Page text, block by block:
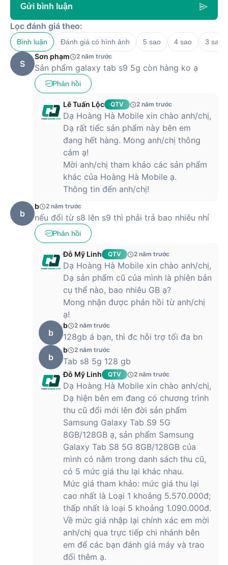
Hà Mobile gần nhất hoặc đặt hàng trên website để được
miễn phí vận chuyển toàn quốc.
Gửi bình luận
Lọc đánh giá theo:
Bình luận Đánh giá có hình ảnh 5 sao 4 sao 3 sao
S
Sơn phạm 2 năm trước
Sản phẩm galaxy tab s9 5g còn hàng ko ạ
Phản hồi
Lê Tuấn Lộc QTV 2 năm trước
Dạ Hoàng Hà Mobile xin chào anh/chị,
Dạ rất tiếc sản phẩm này bên em
đang hết hàng. Mong anh/chị thông
cảm ạ!
Mời anh/chị tham khảo các sản phẩm
khác của Hoàng Hà Mobile ạ.
Thông tin đến anh/chị!
b
b 2 năm trước
nếu đổi từ s8 lên s9 thì phải trả bao nhiêu nhỉ
Phản hồi
Đỗ Mỹ Linh QTV 2 năm trước
Dạ Hoàng Hà Mobile xin chào anh/chị,
Dạ sản phẩm cũ của mình là phiên bản
cụ thể nào, bao nhiêu GB ạ?
Mong nhận được phản hồi từ anh/chị
ạ!
b
b 2 năm trước
128gb á bạn, thì đc hỗi trợ tối đa bn
b
b 2 năm trước
Tab s8 5g 128 gb
Đỗ Mỹ Linh QTV 2 năm trước
Dạ Hoàng Hà Mobile xin chào anh/chị,
Dạ hiện bên em đang có chương trình
thu cũ đổi mới lên đời sản phẩm
Samsung Galaxy Tab S9 5G
8GB/128GB ạ, sản phẩm Samsung
Galaxy Tab S8 5G 8GB/128GB của
mình có nằm trong danh sách thu cũ,
có 5 mức giá thu lại khác nhau.
Mức giá tham khảo: mức giá thu lại
cao nhất là Loại 1 khoảng 5.570.000đ;
thấp nhất là loại 5 khoảng 1.090.000đ.
Về mức giá nhập lại chính xác em mời
anh/chị qua trực tiếp chi nhánh bên
em để các bạn đánh giá máy và trao
đổi thêm ạ.